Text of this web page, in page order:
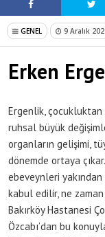
Başlangıç
mı?
7 Ağustos
Mürsel Ferhat
GENEL 9 Aralık
Erken
Ergenlik,
ruhsal büyük
organların gelişimi,
dönemde ortaya
ebeveynleri
kabul edilir, ne zaman
Bakırköy Hastanesi
Özcabı’dan bu